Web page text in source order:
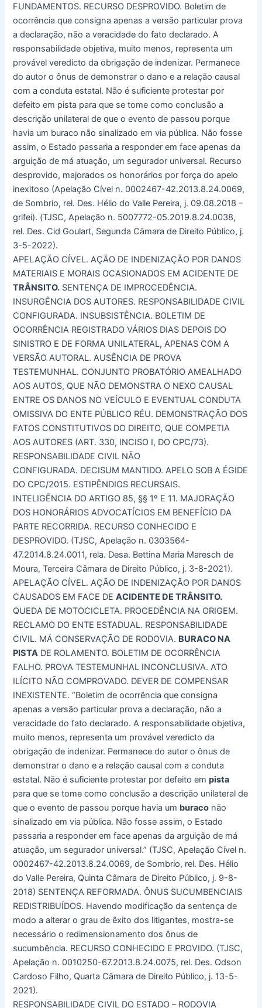
FUNDAMENTOS. RECURSO DESPROVIDO. Boletim de
ocorrência que consigna apenas a versão particular prova
a declaração, não a veracidade do fato declarado. A
responsabilidade objetiva, muito menos, representa um
provável veredicto da obrigação de indenizar. Permanece
do autor o ônus de demonstrar o dano e a relação causal
com a conduta estatal. Não é suficiente protestar por
defeito em pista para que se tome como conclusão a
descrição unilateral de que o evento de passou porque
havia um buraco não sinalizado em via pública. Não fosse
assim, o Estado passaria a responder em face apenas da
arguição de má atuação, um segurador universal. Recurso
desprovido, majorados os honorários por força do apelo
inexitoso (Apelação Cível n. 0002467-42.2013.8.24.0069,
de Sombrio, rel. Des. Hélio do Valle Pereira, j. 09.08.2018 –
grifei). (TJSC, Apelação n. 5007772-05.2019.8.24.0038,
rel. Des. Cid Goulart, Segunda Câmara de Direito Público, j.
3-5-2022).
APELAÇÃO CÍVEL. AÇÃO DE INDENIZAÇÃO POR DANOS
MATERIAIS E MORAIS OCASIONADOS EM ACIDENTE DE
TRÂNSITO. SENTENÇA DE IMPROCEDÊNCIA.
INSURGÊNCIA DOS AUTORES. RESPONSABILIDADE CIVIL
CONFIGURADA. INSUBSISTÊNCIA. BOLETIM DE
OCORRÊNCIA REGISTRADO VÁRIOS DIAS DEPOIS DO
SINISTRO E DE FORMA UNILATERAL, APENAS COM A
VERSÃO AUTORAL. AUSÊNCIA DE PROVA
TESTEMUNHAL. CONJUNTO PROBATÓRIO AMEALHADO
AOS AUTOS, QUE NÃO DEMONSTRA O NEXO CAUSAL
ENTRE OS DANOS NO VEÍCULO E EVENTUAL CONDUTA
OMISSIVA DO ENTE PÚBLICO RÉU. DEMONSTRAÇÃO DOS
FATOS CONSTITUTIVOS DO DIREITO, QUE COMPETIA
AOS AUTORES (ART. 330, INCISO I, DO CPC/73).
RESPONSABILIDADE CIVIL NÃO
CONFIGURADA. DECISUM MANTIDO. APELO SOB A ÉGIDE
DO CPC/2015. ESTIPÊNDIOS RECURSAIS.
INTELIGÊNCIA DO ARTIGO 85, §§ 1º E 11. MAJORAÇÃO
DOS HONORÁRIOS ADVOCATÍCIOS EM BENEFÍCIO DA
PARTE RECORRIDA. RECURSO CONHECIDO E
DESPROVIDO. (TJSC, Apelação n. 0303564-
47.2014.8.24.0011, rela. Desa. Bettina Maria Maresch de
Moura, Terceira Câmara de Direito Público, j. 3-8-2021).
APELAÇÃO CÍVEL. AÇÃO DE INDENIZAÇÃO POR DANOS
CAUSADOS EM FACE DEACIDENTE DE TRÂNSITO.
QUEDA DE MOTOCICLETA. PROCEDÊNCIA NA ORIGEM.
RECLAMO DO ENTE ESTADUAL. RESPONSABILIDADE
CIVIL. MÁ CONSERVAÇÃO DE RODOVIA. BURACO NA
PISTA DE ROLAMENTO. BOLETIM DE OCORRÊNCIA
FALHO. PROVA TESTEMUNHAL INCONCLUSIVA. ATO
ILÍCITO NÃO COMPROVADO. DEVER DE COMPENSAR
INEXISTENTE. “Boletim de ocorrência que consigna
apenas a versão particular prova a declaração, não a
veracidade do fato declarado. A responsabilidade objetiva,
muito menos, representa um provável veredicto da
obrigação de indenizar. Permanece do autor o ônus de
demonstrar o dano e a relação causal com a conduta
estatal. Não é suficiente protestar por defeito empista
para que se tome como conclusão a descrição unilateral de
que o evento de passou porque havia um buraco não
sinalizado em via pública. Não fosse assim, o Estado
passaria a responder em face apenas da arguição de má
atuação, um segurador universal.” (TJSC, Apelação Cível n.
0002467-42.2013.8.24.0069, de Sombrio, rel. Des. Hélio
do Valle Pereira, Quinta Câmara de Direito Público, j. 9-8-
2018) SENTENÇA REFORMADA. ÔNUS SUCUMBENCIAIS
REDISTRIBUÍDOS. Havendo modificação da sentença de
modo a alterar o grau de êxito dos litigantes, mostra-se
necessário o redimensionamento dos ônus de
sucumbência. RECURSO CONHECIDO E PROVIDO. (TJSC,
Apelação n. 0010250-67.2013.8.24.0075, rel. Des. Odson
Cardoso Filho, Quarta Câmara de Direito Público, j. 13-5-
2021).
RESPONSABILIDADE CIVIL DO ESTADO – RODOVIA